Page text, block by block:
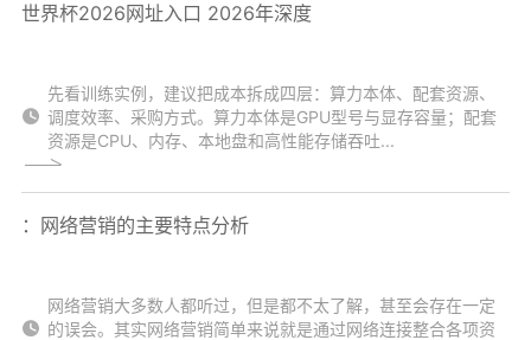
世界杯2026网址入口 2026年深度
先看训练实例，建议把成本拆成四层：算力本体、配套资源、
调度效率、采购方式。算力本体是GPU型号与显存容量；配套
资源是CPU、内存、本地盘和高性能存储吞吐...
：网络营销的主要特点分析
网络营销大多数人都听过，但是都不太了解，甚至会存在一定
的误会。其实网络营销简单来说就是通过网络连接整合各项资